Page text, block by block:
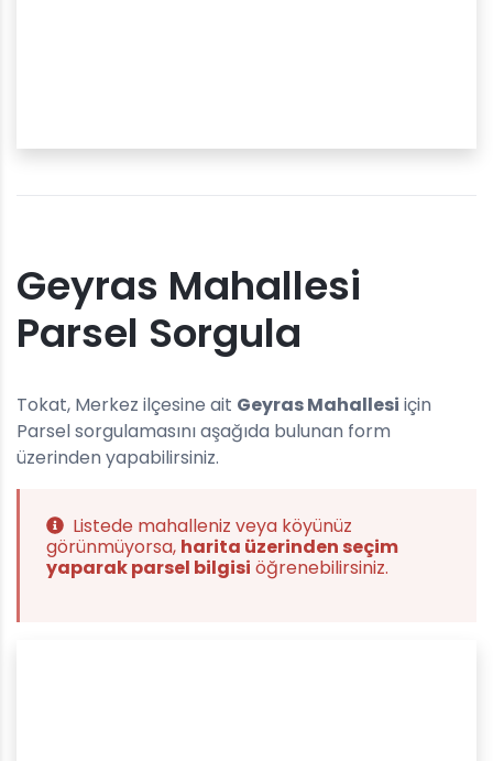
Geyras Mahallesi
Parsel Sorgula
Tokat, Merkez ilçesine ait Geyras Mahallesi için
Parsel sorgulamasını aşağıda bulunan form
üzerinden yapabilirsiniz.
Listede mahalleniz veya köyünüz
görünmüyorsa, harita üzerinden seçim
yaparak parsel bilgisi öğrenebilirsiniz.